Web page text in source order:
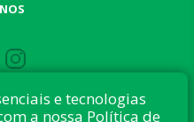
e tecnologias
a nossa Política de